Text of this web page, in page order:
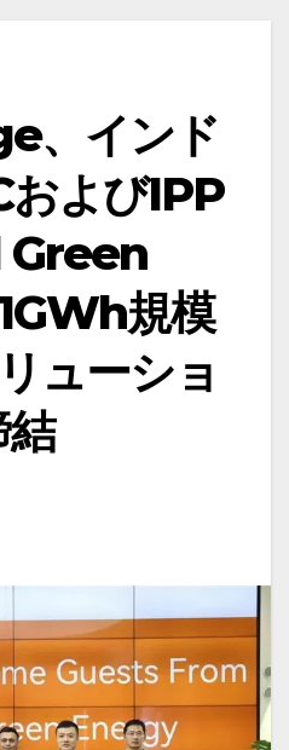
、インド
およびIPP
Green
規模
ューショ